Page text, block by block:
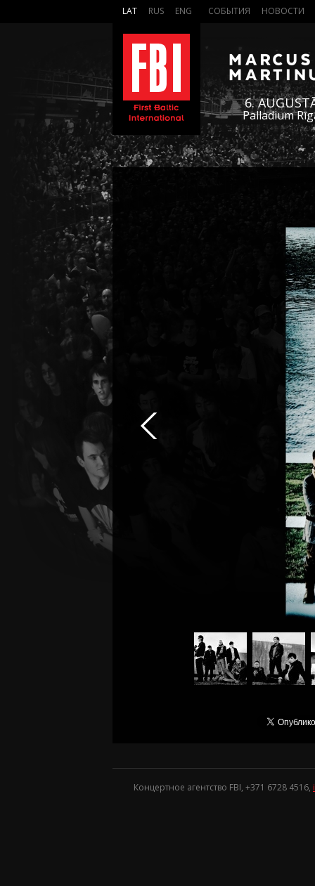
LAT RUS ENG СОБЫТИЯ НОВОСТИ
6.
Palladium
Концертное агентство FBI, +371 6728 4516,